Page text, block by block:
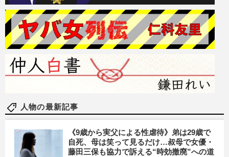
人物の最新記事
《9歳から実父による性虐待》弟は29歳で
自死、母は笑って見るだけ…叔母で女優・
藤田三保も協力で訴える“時効撤廃”への道